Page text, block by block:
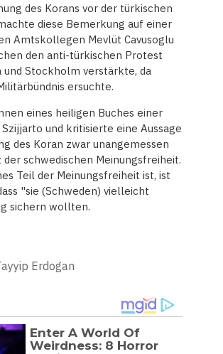
des Korans vor der türkischen
diese Bemerkung auf einer
Amtskollegen Mevlüt Cavusoglu
den anti-türkischen Protest
und Stockholm verstärkte, da
ersuchte.
eines heiligen Buches einer
und kritisierte eine Aussage
des Koran zwar unangemessen
schwedischen Meinungsfreiheit.
Teil der Meinungsfreiheit ist, ist
"sie (Schweden) vielleicht
sichern wollten.
Erdogan